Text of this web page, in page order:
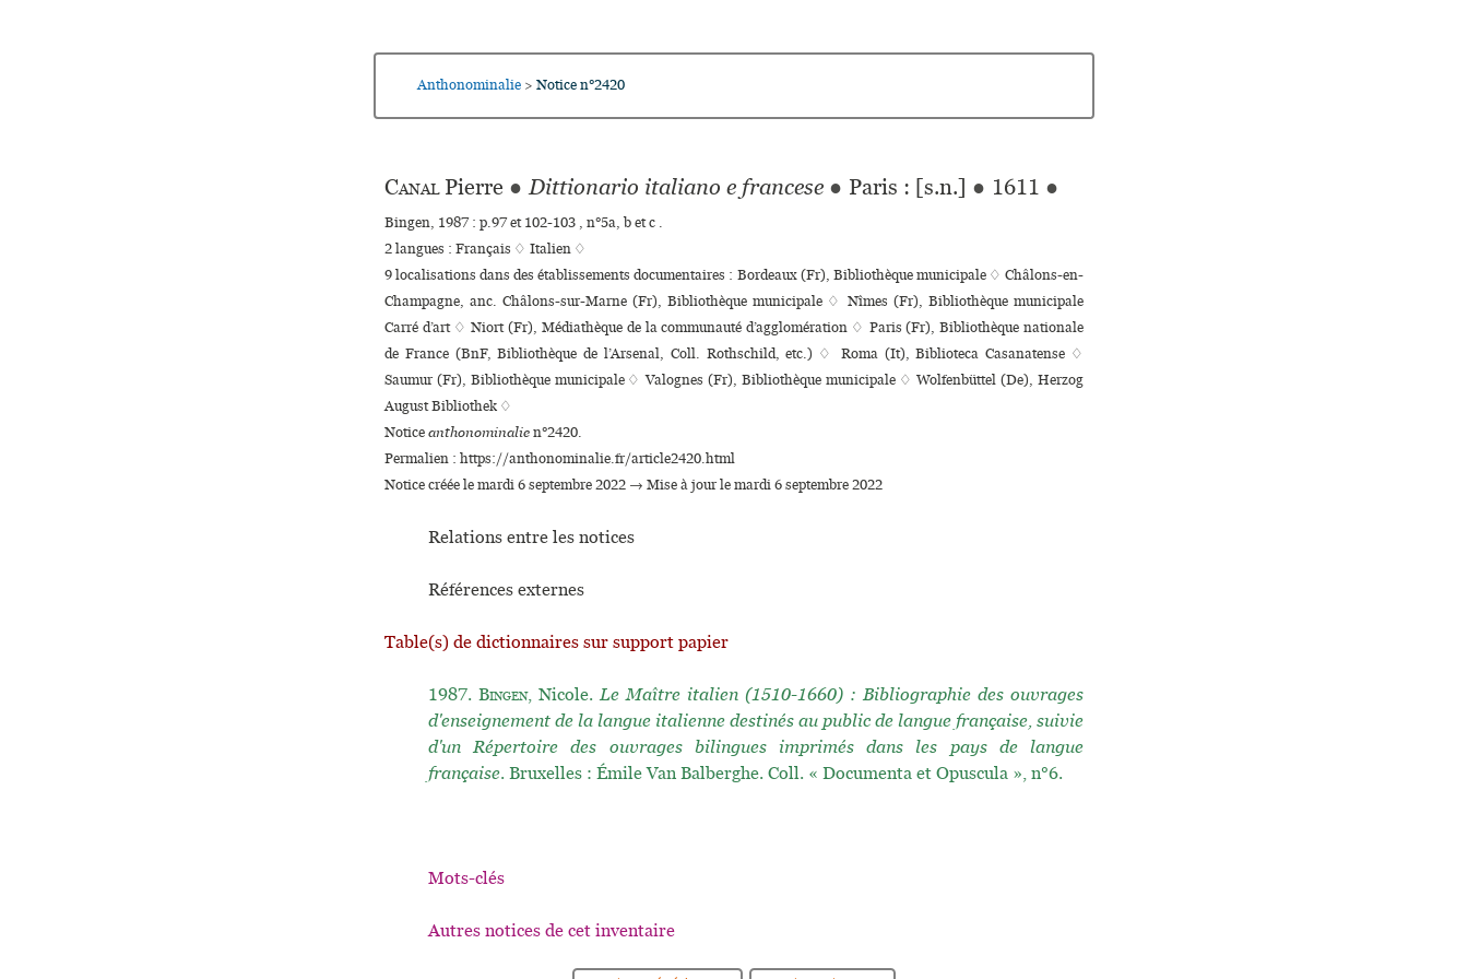
Anthonominalie > Notice n°2420
CanalPierre ● Dittionario italiano e francese ● Paris : [s.n.] ● 1611 ●
Bingen, 1987 : p.97 et 102-103 , n°5a, b et c .
2 langues : Français ♢ Italien ♢
9 localisations dans des établissements documentaires : Bordeaux (Fr), Bibliothèque muni­ci­pale ♢ Châlons-en-
Champagne, anc. Châlons-sur-Marne (Fr), Bibliothèque muni­ci­pale ♢ Nîmes (Fr), Bibliothèque muni­ci­pale
Carré d’art ♢ Niort (Fr), Médiathèque de la com­mu­nauté d’agglo­mé­ra­tion ♢ Paris (Fr), Bibliothèque nationale
de France (BnF, Bibliothèque de l’Arsenal, Coll. Rothschild, etc.) ♢ Roma (It), Biblioteca Casanatense ♢
Saumur (Fr), Bibliothèque municipale ♢ Valognes (Fr), Bibliothèque muni­ci­pale ♢ Wolfenbüttel (De), Herzog
August Bibliothek ♢
Noticeanthonominalien°2420.
Permalien : https://anthonominalie.fr/article2420.html
Notice créée le mardi 6 septembre 2022 → Mise à jour le mardi 6 septembre 2022
Relations entre les notices
Références externes
Table(s) de dictionnaires sur support papier
1987. Bingen, Nicole.Le Maître italien (1510-1660) : Bibliographie des ouvrages
d'enseignement de la langue italienne destinés au public de langue française, suivie
d'un Répertoire des ouvrages bilingues imprimés dans les pays de langue
française. Bruxelles : Émile Van Balberghe. Coll. « Documenta et Opuscula », n°6.
Mots-clés
Autres notices de cet inventaire